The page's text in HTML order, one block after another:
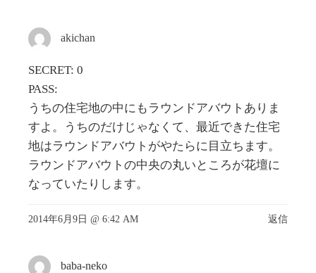
akichan
SECRET: 0
PASS:
うちの住宅地の中にもラウンドアバウトありま
すよ。うちのだけじゃなくて、最近できた住宅
地はラウンドアバウトがやたらに目立ちます。
ラウンドアバウトの中央の丸いところが花壇に
なっていたりします。
2014年6月9日 @ 6:42 AM 返信
baba-neko